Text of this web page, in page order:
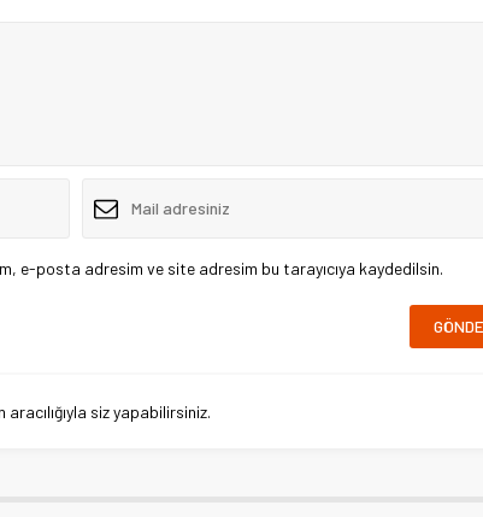
e-posta adresim ve site adresim bu tarayıcıya kaydedilsin.
siz yapabilirsiniz.